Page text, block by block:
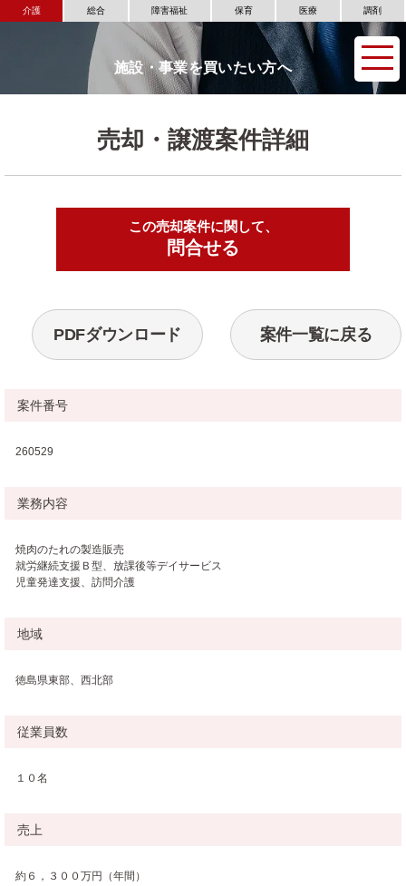
介護 総合 障害福祉 保育 医療 調剤
施設・事業を買いたい方へ
売却・譲渡案件詳細
この売却案件に関して、
問合せる
PDFダウンロード 案件一覧に戻る
案件番号
260529
業務内容
焼肉のたれの製造販売
就労継続支援Ｂ型、放課後等デイサービス
児童発達支援、訪問介護
地域
徳島県東部、西北部
従業員数
１０名
売上
約６，３００万円（年間）